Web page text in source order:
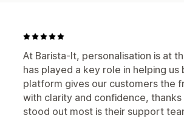
At Barista‑It, personalisation is at
has played a key role in helping
platform gives our customers the
with clarity and confidence,
stood out most is their support